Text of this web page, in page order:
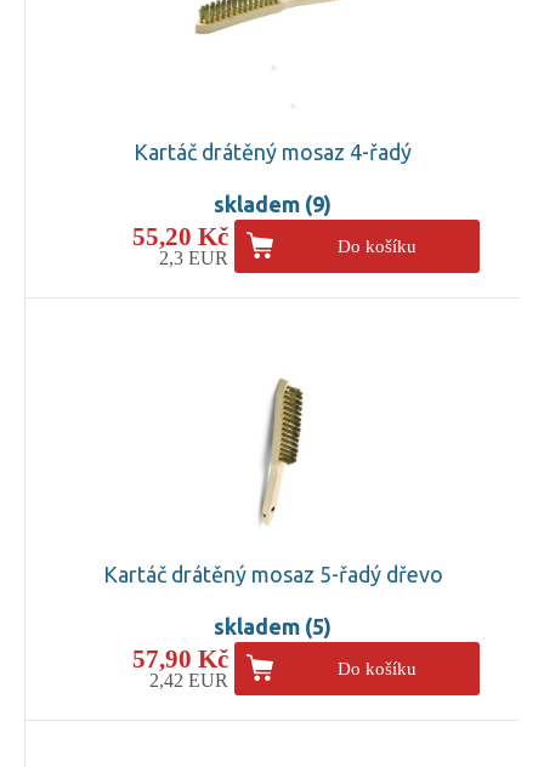
Kartáč drátěný mosaz 4-řadý
skladem (9)
55,20 Kč
2,3 EUR
Do košíku
Kartáč drátěný mosaz 5-řadý dřevo
skladem (5)
57,90 Kč
2,42 EUR
Do košíku